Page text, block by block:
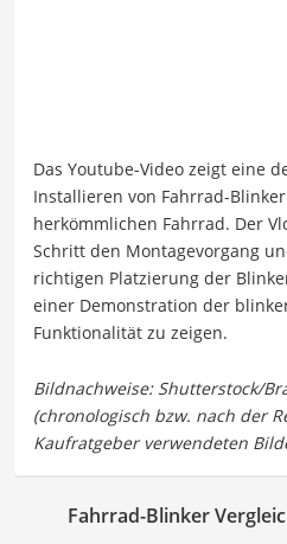
Das Youtube-Video zeigt eine
Installieren von Fahrrad-
herkömmlichen Fahrrad. Der
Schritt den Montagevorgang
richtigen Platzierung der
einer Demonstration der
Funktionalität zu zeigen.
Fahrrad-Blinker